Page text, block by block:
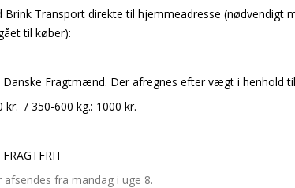
Brink Transport direkte til hjemmeadresse
til køber):
Danske Fragtmænd. Der afregnes efter vægt i henhold
kr. / 350-600 kg.: 1000 kr.
afsendes fra mandag i uge 8.